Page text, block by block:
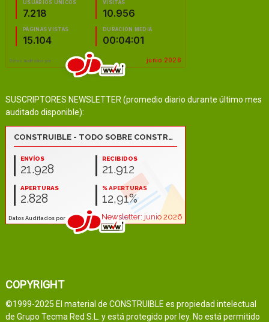
SUSCRIPTORES NEWSLETTER (promedio diario durante último mes
auditado disponible):
COPYRIGHT
©1999-2025 El material de CONSTRUIBLE es propiedad intelectual
de Grupo Tecma Red S.L. y está protegido por ley. No está permitido